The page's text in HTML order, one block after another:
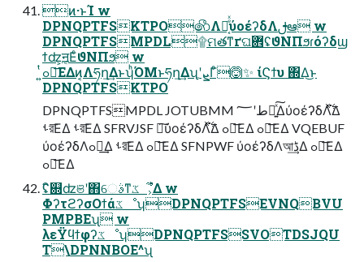
ͷ·ͱΊ w
DPNQPTFSKTPO෯Λར͔ͤͯύοέʔδΛࢦఆ w
DPNQPTFSMPDL۩ମతͳґଘؔ܎ʢϑΝΠϧɾόʔδϣ
ϯʣ͕ॻ͔ΕͨϑΝΠϧ w
DPNQPTFSKTPO
DPNQPTFSMPDL JOTUBMM طʹ؅ཧ͍ͯ͠ΔύοέʔδΛ࣋ͬͯ͘Δ
ࢀর͞ΕΔ ࢀর͞ΕΔ SFRVJSF ৽͘͠ύοέʔδΛ࣋ͬͯ͘Δ ߋ৽͞ΕΔ ߋ৽͞ΕΔ VQEBUF
ύοέʔδΛߋ৽͢Δ ࢀর͞ΕΔ ߋ৽͞ΕΔ SFNPWF ύοέʔδΛআڈ͢Δ ߋ৽͞ΕΔ
ߋ৽͞ΕΔ
ʢิ଍ʣଞʹ΋େࣄͳػೳ͕͋Δ w
ΦʔτϩʔσΟϯάػೳʮDPNQPTFSEVNQBVU
PMPBEʯ w
λεΫϥϯφʔػೳʮDPNQPTFSSVOTDSJQU
T\DPNNBOE^ʯ